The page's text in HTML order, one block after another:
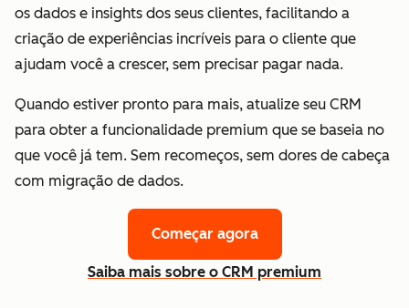
os dados e insights dos seus clientes, facilitando a
criação de experiências incríveis para o cliente que
ajudam você a crescer, sem precisar pagar nada.
Quando estiver pronto para mais, atualize seu CRM
para obter a funcionalidade premium que se baseia no
que você já tem. Sem recomeços, sem dores de cabeça
com migração de dados.
Começar agora
Saiba mais sobre o CRM premium